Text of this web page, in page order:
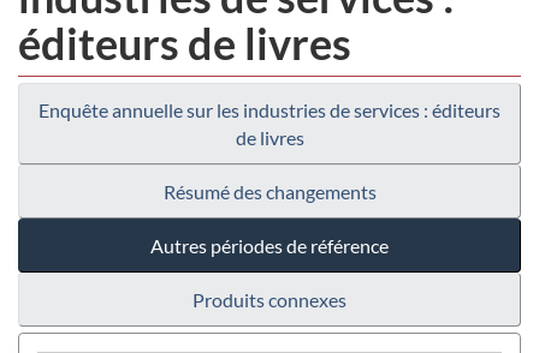
éditeurs de livres
Enquête annuelle sur les industries de services : éditeurs
de livres
Résumé des changements
Autres périodes de référence
Produits connexes